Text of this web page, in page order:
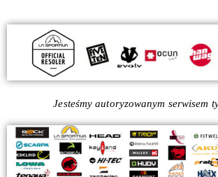
Jesteśmy autoryzowanym serwisem